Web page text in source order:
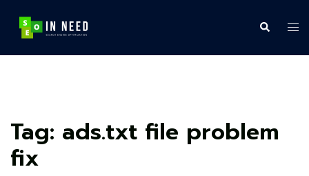
content
Search
Tag: ads.txt file problem
fix